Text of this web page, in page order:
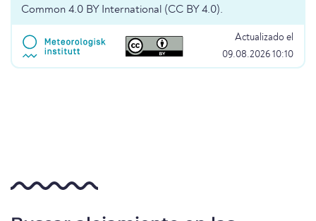
Common 4.0 BY International (CC BY 4.0).
Actualizado el
09.08.2026 10:10